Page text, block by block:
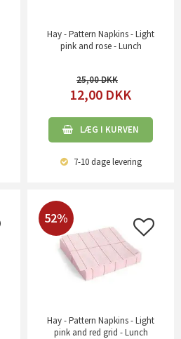
Hay - Pattern Napkins - Light
pink and rose - Lunch
25,00
12,00 DKK
LÆG I KURVEN
7-10 dagelevering
52%
Hay - Pattern Napkins - Light
pink and red grid - Lunch